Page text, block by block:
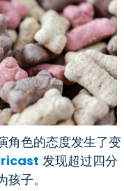
角色的态度发生了变
发现超过四分
子。